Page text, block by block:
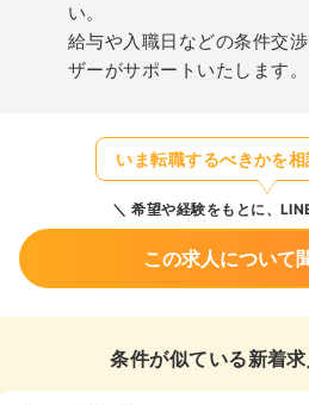
い。
給与や入職日などの条件交
ザーがサポートいたします。
いま転職するべきかを
希望や経験をもとに、
この求人について
条件が似ている新着